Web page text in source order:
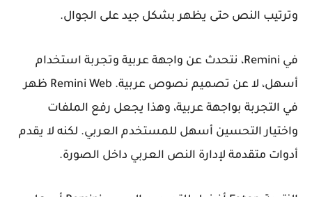
وترتيب النص حتى يظهر بشكل جيد على الجوال.
في Remini، نتحدث عن واجهة عربية وتجربة استخدام
أسهل، لا عن تصميم نصوص عربية. Remini Web ظهر
في التجربة بواجهة عربية، وهذا يجعل رفع الملفات
واختيار التحسين أسهل للمستخدم العربي. لكنه لا يقدم
أدوات متقدمة لإدارة النص العربي داخل الصورة.